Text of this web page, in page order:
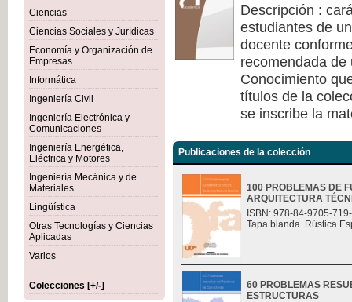
Ciencias
Ciencias Sociales y Jurídicas
Economía y Organización de
Empresas
Informática
Ingeniería Civil
Ingeniería Electrónica y
Comunicaciones
Ingeniería Energética,
Eléctrica y Motores
Ingeniería Mecánica y de
Materiales
Lingüística
Otras Tecnologías y Ciencias
Aplicadas
Varios
Colecciones [+/-]
Descripción :
estudiantes de
docente
recomendada
Conocimiento
títulos de la
se inscribe la
Publicaciones de la colección
100 PROBLEMAS DE
ARQUITECTURA
ISBN: 978-84-9705-
Tapa blanda. Rústica
60 PROBLEMAS
ESTRUCTURAS